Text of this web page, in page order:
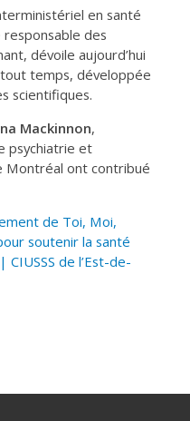
en santé
des
dévoile aujourd’hui
temps, développée
scientifiques.
Mackinnon,
psychiatrie et
Montréal ont contribué
de Toi, Moi,
soutenir la santé
de l’Est-de-